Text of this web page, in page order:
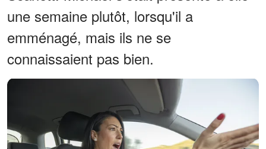
une semaine plutôt, lorsqu'il a
emménagé, mais ils ne se
connaissaient pas bien.